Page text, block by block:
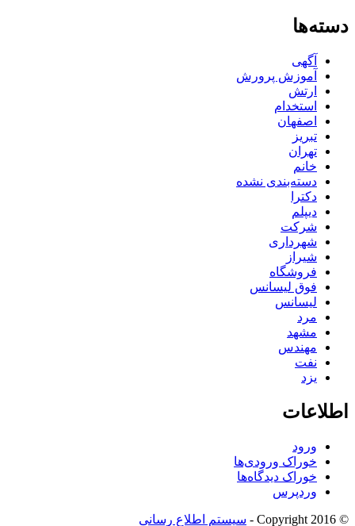
دسته‌ها
آگهی
آموزش پرورش
ارتش
استخدام
اصفهان
تبریز
تهران
خانم
دسته‌بندی نشده
دکترا
دیپلم
شرکت
شهرداری
شیراز
فروشگاه
فوق لیسانس
لیسانس
مرد
مشهد
مهندس
نفت
یزد
اطلاعات
ورود
خوراک ورودی‌ها
خوراک دیدگاه‌ها
وردپرس
© Copyright 2016 - سیستم اطلاع رسانی